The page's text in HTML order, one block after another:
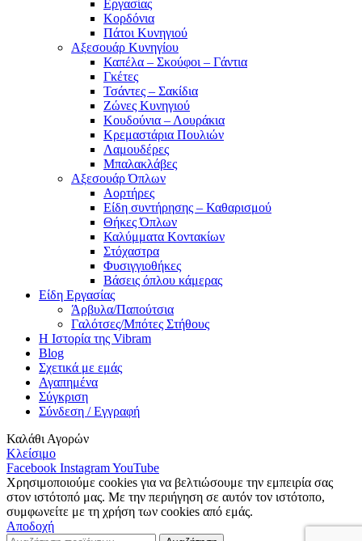
Εργασίας
Κορδόνια
Πάτοι Κυνηγιού
Αξεσουάρ Κυνηγίου
Καπέλα – Σκούφοι – Γάντια
Γκέτες
Τσάντες – Σακίδια
Ζώνες Κυνηγιού
Κουδούνια – Λουράκια
Κρεμαστάρια Πουλιών
Λαμουδέρες
Μπαλακλάβες
Αξεσουάρ Όπλων
Αορτήρες
Είδη συντήρησης – Καθαρισμού
Θήκες Όπλων
Καλύμματα Κοντακίων
Στόχαστρα
Φυσιγγιοθήκες
Βάσεις όπλου κάμερας
Είδη Εργασίας
Άρβυλα/Παπούτσια
Γαλότσες/Μπότες Στήθους
Η Ιστορία της Vibram
Blog
Σχετικά με εμάς
Αγαπημένα
Σύγκριση
Σύνδεση / Εγγραφή
Καλάθι Αγορών
Κλείσιμο
Facebook InstagramYouTube
Χρησιμοποιούμε cookies για να βελτιώσουμε την εμπειρία σας
στον ιστότοπό μας. Με την περιήγηση σε αυτόν τον ιστότοπο,
συμφωνείτε με τη χρήση των cookies από εμάς.
Αποδοχή